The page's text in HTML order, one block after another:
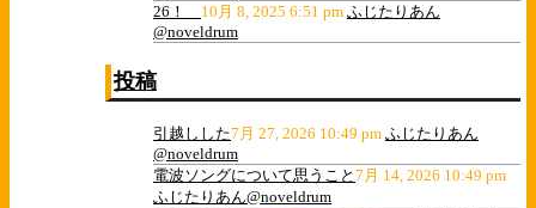
26！ 10月 8, 2025 6:51 pm ふじたりあん
@noveldrum
投稿
引越しした7月 27, 2026 10:49 pm ふじたりあん
@noveldrum
電波ソングについて思うこと 7月 14, 2026 10:49 pm
ふじたりあん@noveldrum